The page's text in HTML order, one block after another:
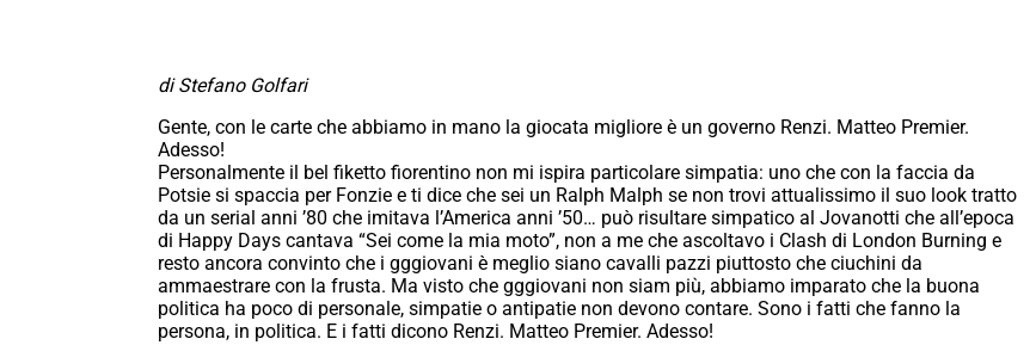
di Stefano Golfari
Gente, con le carte che abbiamo in mano la giocata migliore è un governo Renzi. Matteo Premier.
Adesso!
Personalmente il bel fiketto fiorentino non mi ispira particolare simpatia: uno che con la faccia da
Potsie si spaccia per Fonzie e ti dice che sei un Ralph Malph se non trovi attualissimo il suo look tratto
da un serial anni ’80 che imitava l’America anni ’50… può risultare simpatico al Jovanotti che all’epoca
di Happy Days cantava “Sei come la mia moto”, non a me che ascoltavo i Clash di London Burning e
resto ancora convinto che i gggiovani è meglio siano cavalli pazzi piuttosto che ciuchini da
ammaestrare con la frusta. Ma visto che gggiovani non siam più, abbiamo imparato che la buona
politica ha poco di personale, simpatie o antipatie non devono contare. Sono i fatti che fanno la
persona, in politica. E i fatti dicono Renzi. Matteo Premier. Adesso!